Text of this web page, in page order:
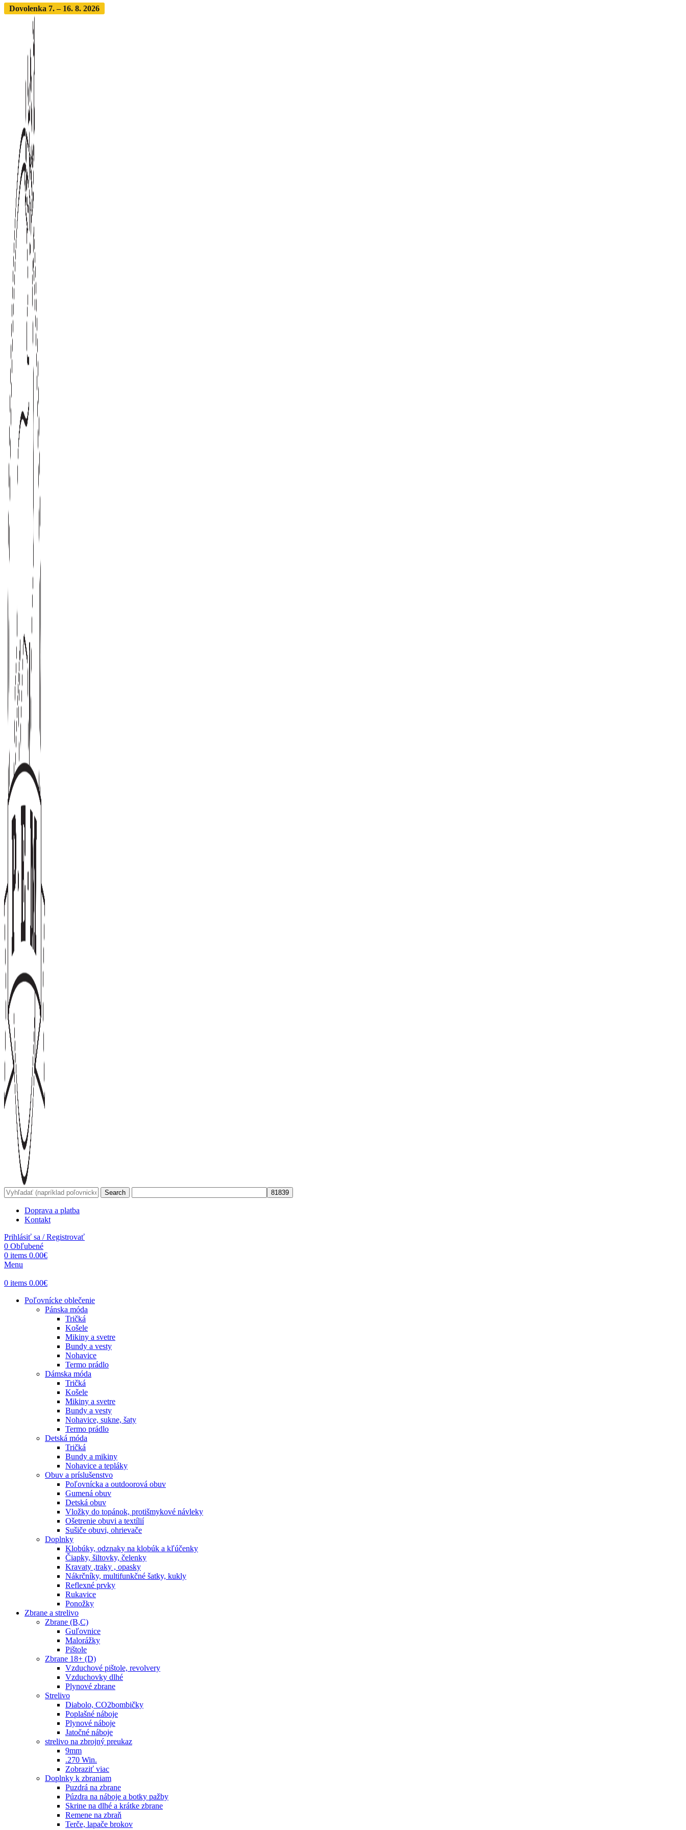
Dovolenka 7. – 16. 8. 2026
Search
Doprava a platba
Kontakt
Prihlásiť sa / Registrovať
0 Obľubené
0 items 0.00€
Menu
0 items 0.00€
Poľovnícke oblečenie
Pánska móda
Tričká
Košele
Mikiny a svetre
Bundy a vesty
Nohavice
Termo prádlo
Dámska móda
Tričká
Košele
Mikiny a svetre
Bundy a vesty
Nohavice, sukne, šaty
Termo prádlo
Detská móda
Tričká
Bundy a mikiny
Nohavice a tepláky
Obuv a príslušenstvo
Poľovnícka a outdoorová obuv
Gumená obuv
Detská obuv
Vložky do topánok, protišmykové návleky
Ošetrenie obuvi a textílií
Sušiče obuvi, ohrievače
Doplnky
Klobúky, odznaky na klobúk a kľúčenky
Čiapky, šiltovky, čelenky
Kravaty ,traky , opasky
Nákrčníky, multifunkčné šatky, kukly
Reflexné prvky
Rukavice
Ponožky
Zbrane a strelivo
Zbrane (B,C)
Guľovnice
Malorážky
Pištole
Zbrane 18+ (D)
Vzduchové pištole, revolvery
Vzduchovky dlhé
Plynové zbrane
Strelivo
Diabolo, CO2bombičky
Poplašné náboje
Plynové náboje
Jatočné náboje
strelivo na zbrojný preukaz
9mm
.270 Win.
Zobraziť viac
Doplnky k zbraniam
Puzdrá na zbrane
Púzdra na náboje a botky pažby
Skrine na dlhé a krátke zbrane
Remene na zbraň
Terče, lapače brokov